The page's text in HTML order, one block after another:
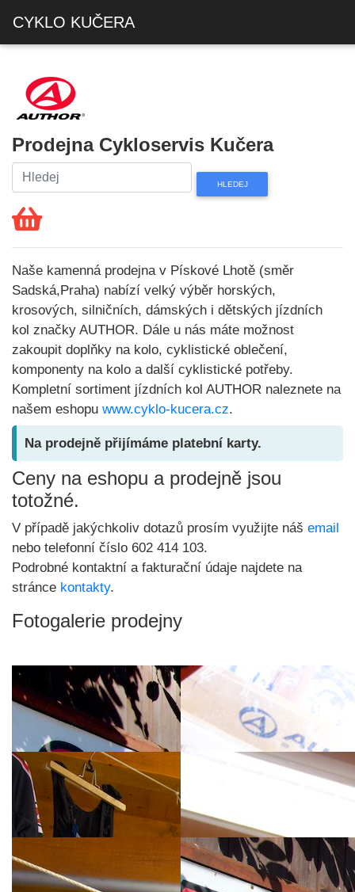
CYKLO KUČERA
Prodejna Cykloservis Kučera
Naše kamenná prodejna v Pískové Lhotě (směr
Sadská,Praha) nabízí velký výběr horských,
krosových, silničních, dámských i dětských jízdních
kol značky AUTHOR. Dále u nás máte možnost
zakoupit doplňky na kolo, cyklistické oblečení,
komponenty na kolo a další cyklistické potřeby.
Kompletní sortiment jízdních kol AUTHOR naleznete na
našem eshopu www.cyklo-kucera.cz.
Na prodejně přijímáme platební karty.
Ceny na eshopu a prodejně jsou
totožné.
V případě jakýchkoliv dotazů prosím využijte náš email
nebo telefonní číslo 602 414 103.
Podrobné kontaktní a fakturační údaje najdete na
stránce kontakty.
Fotogalerie prodejny